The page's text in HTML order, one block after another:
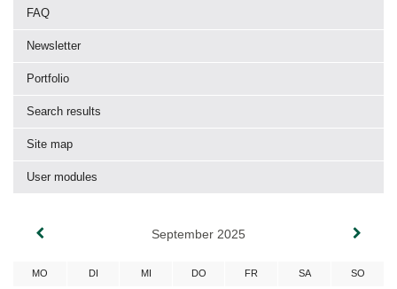
FAQ
Newsletter
Portfolio
Search results
Site map
User modules
September 2025
MO DI MI DO FR SA SO